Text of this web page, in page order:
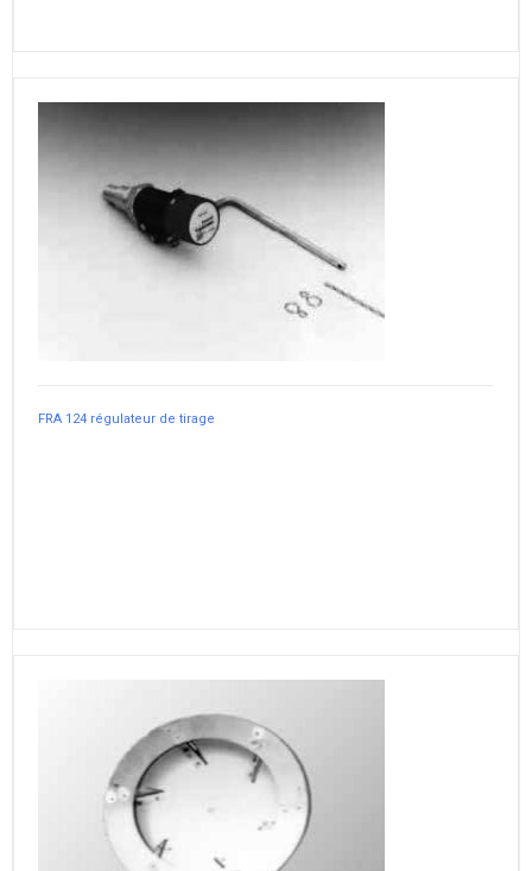
FRA 124 régulateur de tirage